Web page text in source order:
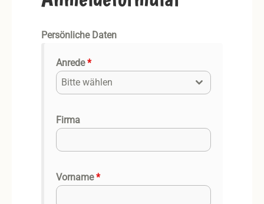
Persönliche Daten
Anrede*
Bitte wählen
Firma
Vorname*